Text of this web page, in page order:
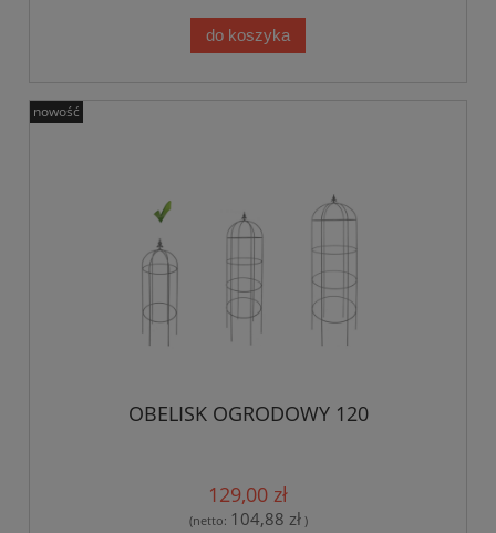
do koszyka
OBELISK OGRODOWY 120
129,00 zł
(netto: 104,88 zł)
nowość